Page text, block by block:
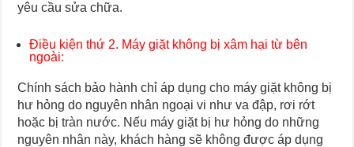
yêu cầu sửa chữa.
Điều kiện thứ 2. Máy giặt không bị xâm hại từ bên
ngoài:
Chính sách bảo hành chỉ áp dụng cho máy giặt không bị
hư hỏng do nguyên nhân ngoại vi như va đập, rơi rớt
hoặc bị tràn nước. Nếu máy giặt bị hư hỏng do những
nguyên nhân này, khách hàng sẽ không được áp dụng